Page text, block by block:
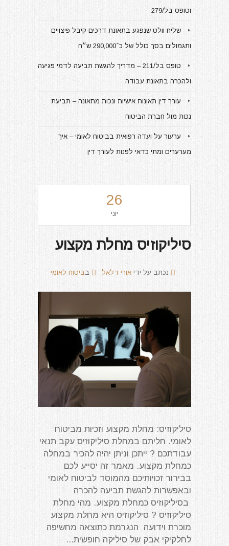
וטופס בל/279
שליח וולט שנפגע בתאונת דרכים קיבל פיצויים
ותגמולים בסך כולל של כ־290,000 ש״ח
טופס בל/211 – מדריך להגשת תביעה לדמי פגיעה
ולהכרה בתאונת עבודה
עורך דין תאונות אישיות ונכות מתאונה – תביעת
נכות מול חברת הביטוח
ערעור על ועדה רפואית בביטוח לאומי – איך
מערערים ומתי כדאי לפנות לעורך דין
26
יוני
סיליקוזיס מחלת מקצוע
נכתב על ידי אורי דלאל בביטוח לאומי
סיליקוזיס: מחלת מקצוע וזכיות מביטוח
לאומי. חליתם במחלת סיליקוזיס עקב תנאי
עבודתכם ? ייתכן וניתן יהיה להכיר במחלה
כמחלת מקצוע. מאמר זה יסייע לכם
בבירור זכויותיכם מהמוסד לביטוח לאומי
ובאפשרות להגשת תביעה להכרה
בסיליקוזיס כמחלת מקצוע. מהי מחלת
סיליקוזיס ? סיליקוזיס היא מחלת מקצוע
מוכרת וידועה הנגרמת כתוצאה מחשיפה
לחלקיקי אבק של סיליקה חופשית...